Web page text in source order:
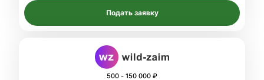
Подать заявку
500 - 150 000 ₽